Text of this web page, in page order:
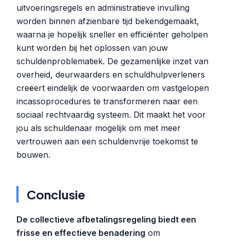
uitvoeringsregels en administratieve invulling
worden binnen afzienbare tijd bekendgemaakt,
waarna je hopelijk sneller en efficiënter geholpen
kunt worden bij het oplossen van jouw
schuldenproblematiek. De gezamenlijke inzet van
overheid, deurwaarders en schuldhulpverleners
creëert eindelijk de voorwaarden om vastgelopen
incassoprocedures te transformeren naar een
sociaal rechtvaardig systeem. Dit maakt het voor
jou als schuldenaar mogelijk om met meer
vertrouwen aan een schuldenvrije toekomst te
bouwen.
Conclusie
De collectieve afbetalingsregeling biedt een
frisse en effectieve benadering om